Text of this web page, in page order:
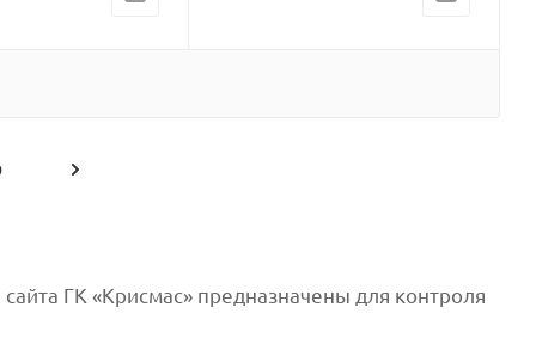
ГК «Крисмас» предназначены для контроля